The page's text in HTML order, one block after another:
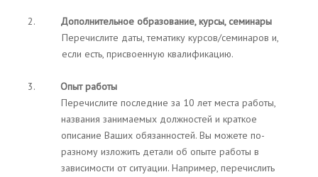
2. Дополнительное образование, курсы, семинары
Перечислите даты, тематику курсов/семинаров и,
если есть, присвоенную квалификацию.
3. Опыт работы
Перечислите последние за 10 лет места работы,
названия занимаемых должностей и краткое
описание Ваших обязанностей. Вы можете по-
разному изложить детали об опыте работы в
зависимости от ситуации. Например, перечислить